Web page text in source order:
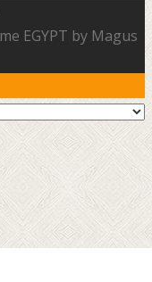
EGYPT by Magus